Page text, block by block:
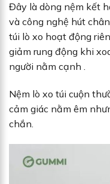
Đây là dòng nệm kết
và công nghệ hút
túi lò xo hoạt động
giảm rung động khi
người nằm cạnh .
Nệm lò xo túi cuộn
cảm giác nằm êm
chắn.